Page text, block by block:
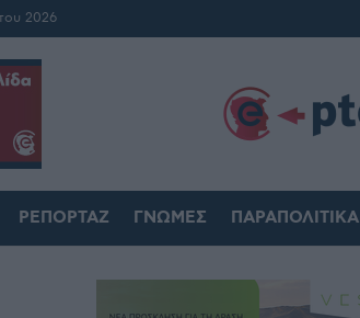
2026
ΡΕΠΟΡΤΆΖ ΓΝΏΜΕΣ ΠΑΡΑΠΟΛΙΤΙΚΆ